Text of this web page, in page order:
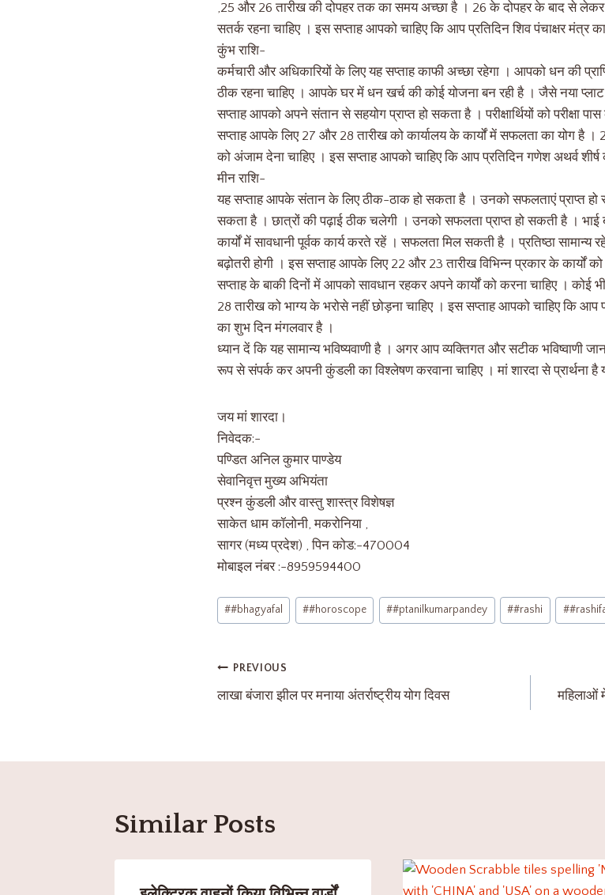
,25 और 26 तारीख की दोपहर तक का समय अच्छा है । 26 के दोपहर के बाद से
सतर्क रहना चाहिए । इस सप्ताह आपको चाहिए कि आप प्रतिदिन शिव पंचाक्षर मंत्र
कुंभ राशि-
कर्मचारी और अधिकारियों के लिए यह सप्ताह काफी अच्छा रहेगा । आपको धन की
ठीक रहना चाहिए । आपके घर में धन खर्च की कोई योजना बन रही है । जैसे नया
सप्ताह आपको अपने संतान से सहयोग प्राप्त हो सकता है । परीक्षार्थियों को
सप्ताह आपके लिए 27 और 28 तारीख को कार्यालय के कार्यों में सफलता का योग है ।
को अंजाम देना चाहिए । इस सप्ताह आपको चाहिए कि आप प्रतिदिन गणेश अथर्व
मीन राशि-
यह सप्ताह आपके संतान के लिए ठीक-ठाक हो सकता है । उनको सफलताएं प्राप्त
सकता है । छात्रों की पढ़ाई ठीक चलेगी । उनको सफलता प्राप्त हो सकती है ।
कार्यों में सावधानी पूर्वक कार्य करते रहें । सफलता मिल सकती है । प्रतिष्ठा
बढ़ोतरी होगी । इस सप्ताह आपके लिए 22 और 23 तारीख विभिन्न प्रकार के कार्यों
सप्ताह के बाकी दिनों में आपको सावधान रहकर अपने कार्यों को करना चाहिए ।
28 तारीख को भाग्य के भरोसे नहीं छोड़ना चाहिए । इस सप्ताह आपको चाहिए कि आप
का शुभ दिन मंगलवार है ।
ध्यान दें कि यह सामान्य भविष्यवाणी है । अगर आप व्यक्तिगत और सटीक भविष्वाणी
रूप से संपर्क कर अपनी कुंडली का विश्लेषण करवाना चाहिए । मां शारदा से
जय मां शारदा।
निवेदक:-
पण्डित अनिल कुमार पाण्डेय
सेवानिवृत्त मुख्य अभियंता
प्रश्न कुंडली और वास्तु शास्त्र विशेषज्ञ
साकेत धाम कॉलोनी, मकरोनिया ,
सागर (मध्य प्रदेश) , पिन कोड:-470004
मोबाइल नंबर :-8959594400
##bhagyafal ##horoscope ##ptanilkumarpandey ##rashi #
PREVIOUS
लाखा बंजारा झील पर मनाया अंतर्राष्ट्रीय योग दिवस
महिलाओं
Similar Posts